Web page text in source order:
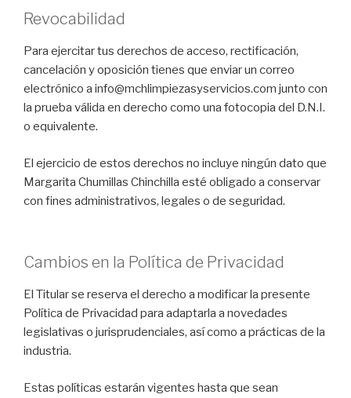
Revocabilidad
Para ejercitar tus derechos de acceso, rectificación,
cancelación y oposición tienes que enviar un correo
electrónico a info@mchlimpiezasyservicios.com junto con
la prueba válida en derecho como una fotocopia del D.N.I.
o equivalente.
El ejercicio de estos derechos no incluye ningún dato que
Margarita Chumillas Chinchilla esté obligado a conservar
con fines administrativos, legales o de seguridad.
Cambios en la Política de Privacidad
El Titular se reserva el derecho a modificar la presente
Política de Privacidad para adaptarla a novedades
legislativas o jurisprudenciales, así como a prácticas de la
industria.
Estas políticas estarán vigentes hasta que sean